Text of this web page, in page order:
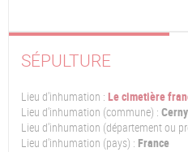
SÉPULTURE
Lieu d'inhumation : Le cimetière
Lieu d'inhumation (commune) :
Lieu d'inhumation (département ou
Lieu d'inhumation (pays) : France